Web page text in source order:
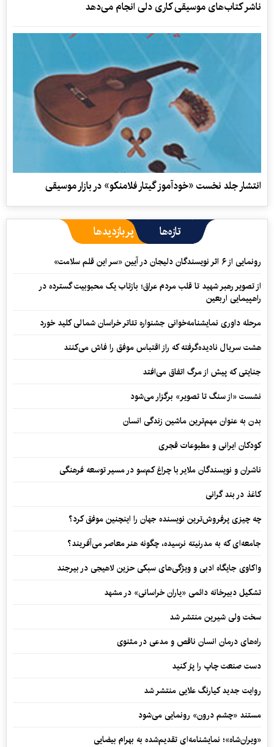
ناشر کتاب‌های موسیقی کاری دلی انجام می‌دهد
انتشار جلد نخست «خودآموز گیتار فلامنکو» در بازار موسیقی
تازه‌ها پربازدیدها
رونمایی از ۶ اثر نویسندگان دلیجان در آیین «سر این قلم سلامت»
از تصویر رهبر شهید تا قلب مردم عراق؛ بازتاب یک محبوبیت گسترده در
راهپیمایی اربعین
مرحله داوری نمایشنامه‌خوانی جشنواره تئاتر خراسان شمالی کلید خورد
هشت سریال نادیده‌گرفته که راز اقتباس موفق را فاش می‌کنند
جنایتی که پیش از مرگ اتفاق می‌افتد
نشست «از سنگ تا تصویر» برگزار می‌شود
بدن به عنوان مهم‌ترین ماشین زندگی انسان
کودکان ایرانی و مطبوعات قجری
ناشران و نویسندگان ملایر با چراغ کم‌سو در مسیر توسعه فرهنگی
کاغذ در بند گرانی
چه چیزی پرفروش‌ترین نویسنده جهان را اینچنین موفق کرد؟
جامعه‌ای که به مدرنیته نرسیده، چگونه هنر معاصر می‌آفریند؟
واکاوی جایگاه ادبی و ویژگی‌های سبکی حزین لاهیجی در بیرجند
تشکیل دبیرخانه دائمی «یاران خراسانی» در مشهد
سخت ولی شیرین منتشر شد
راه‌های درمان انسان ناقص و مدعی در مثنوی
دست صنعت چاپ را پرُ کنید
روایت جدید کیارنگ علایی منتشر شد
مستند «چشم درون» رونمایی می‌شود
«ویران‌شاه»؛ نمایشنامه‌ای تقدیم‌شده به بهرام بیضایی